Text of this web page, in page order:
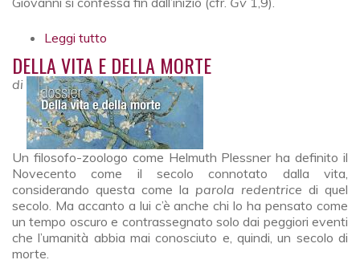
Leggi tutto
DELLA VITA E DELLA MORTE
di
Un filosofo-zoologo come Helmuth Plessner ha definito il
Novecento come il secolo connotato dalla vita,
considerando questa come la parola redentrice di quel
secolo. Ma accanto a lui c’è anche chi lo ha pensato come
un tempo oscuro e contrassegnato solo dai peggiori eventi
che l’umanità abbia mai conosciuto e, quindi, un secolo di
morte.